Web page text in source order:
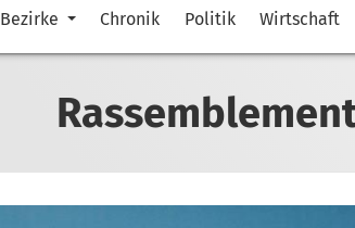
Bezirke Chronik Politik Wirtschaft